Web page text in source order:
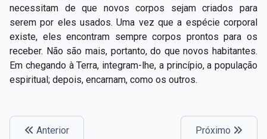
necessitam de que novos corpos sejam criados para
serem por eles usados. Uma vez que a espécie corporal
existe, eles encontram sempre corpos prontos para os
receber. Não são mais, portanto, do que novos habitantes.
Em chegando à Terra, integram-­lhe, a princípio, a população
espiritual; depois, encarnam, como os outros.
Anterior Próximo